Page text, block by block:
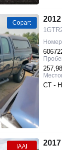
Copart
CT -
IAAI